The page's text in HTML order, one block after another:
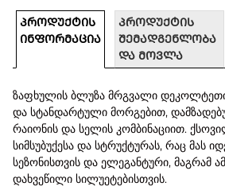
ᲞᲠᲝᲓᲣᲥᲢᲘᲡ
ᲘᲜᲤᲝᲠᲛᲐᲪᲘᲐ
ᲞᲠᲝᲓᲣᲥᲢᲘᲡ
ᲨᲔᲛᲐᲓᲒᲔᲜᲚᲝᲑᲐ
ᲓᲐ ᲛᲝᲕᲚᲐ
ზაფხულის ბლუზა მრგვალი
და სტანდარტული მორგებით,
რაიონის და სელის კომბინაციით.
სიმსუბუქესა და სტრუქტურას, რაც მას
სეზონისთვის და ელეგანტური, მაგრამ
დახვეწილი სილუეტებისთვის.